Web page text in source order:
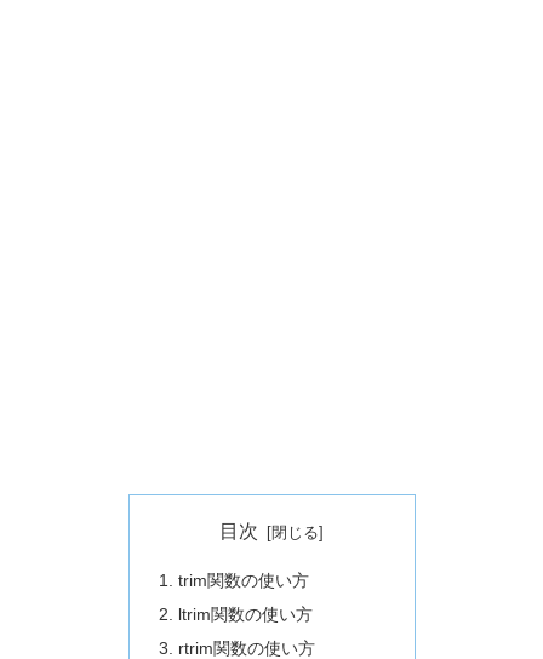
目次
trim関数の使い方
ltrim関数の使い方
rtrim関数の使い方